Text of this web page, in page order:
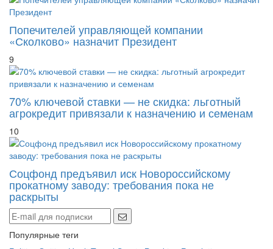
Попечителей управляющей компании
«Сколково» назначит Президент
9
70% ключевой ставки — не скидка: льготный
агрокредит привязали к назначению и семенам
10
Соцфонд предъявил иск Новороссийскому
прокатному заводу: требования пока не
раскрыты
Популярные теги
Politics Opition Healt